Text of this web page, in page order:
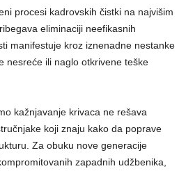
procesi kadrovskih čistki na najvišim
eliminaciji neefikasnih
manifestuje kroz iznenadne nestanke
nesreće ili naglo otkrivene teške
kažnjavanje krivaca ne rešava
koji znaju kako da poprave
Za obuku nove generacije
zapadnih udžbenika,